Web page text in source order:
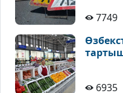
7749
6935